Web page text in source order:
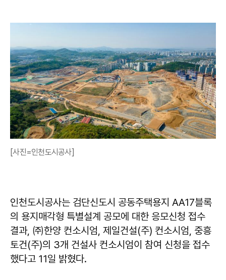
[사진=인천도시공사]
인천도시공사는 검단신도시 공동주택용지 AA17블록
의 용지매각형 특별설계 공모에 대한 응모신청 접수
결과, ㈜한양 컨소시엄, 제일건설(주) 컨소시엄, 중흥
토건(주)의 3개 건설사 컨소시엄이 참여 신청을 접수
했다고 11일 밝혔다.